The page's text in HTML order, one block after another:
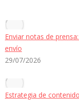
Enviar notas de
envío
29/07/2026
Estrategia de